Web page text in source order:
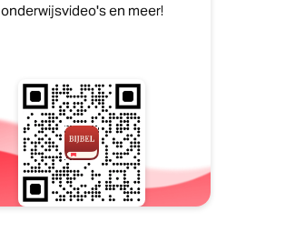
onderwijsvideo's en meer!